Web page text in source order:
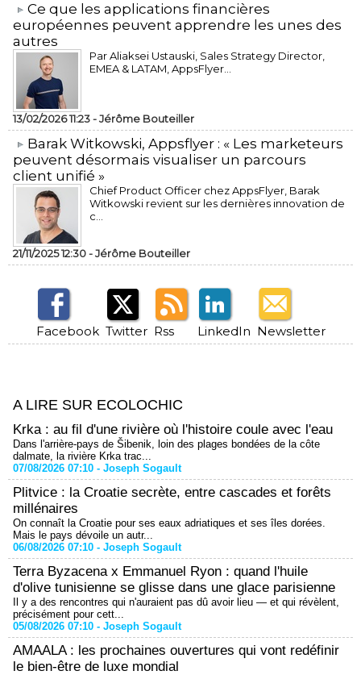
​Ce que les applications financières
européennes peuvent apprendre les unes des
autres
Par Aliaksei Ustauski, Sales Strategy Director,
EMEA & LATAM, AppsFlyer...
13/02/2026 11:23 -Jérôme Bouteiller
​Barak Witkowski, Appsflyer : « Les marketeurs
peuvent désormais visualiser un parcours
client unifié »
Chief Product Officer chez AppsFlyer, ​Barak
Witkowski revient sur les dernières innovation de
c...
21/11/2025 12:30 -Jérôme Bouteiller
Facebook Twitter Rss LinkedIn Newsletter
A LIRE SUR ECOLOCHIC
Krka : au fil d'une rivière où l'histoire coule avec l'eau
Dans l'arrière-pays de Šibenik, loin des plages bondées de la côte
dalmate, la rivière Krka trac...
07/08/2026 07:10 - Joseph Sogault
Plitvice : la Croatie secrète, entre cascades et forêts
millénaires
On connaît la Croatie pour ses eaux adriatiques et ses îles dorées.
Mais le pays dévoile un autr...
06/08/2026 07:10 - Joseph Sogault
Terra Byzacena x Emmanuel Ryon : quand l'huile
d'olive tunisienne se glisse dans une glace parisienne
Il y a des rencontres qui n'auraient pas dû avoir lieu — et qui révèlent,
précisément pour cett...
05/08/2026 07:10 - Joseph Sogault
AMAALA : les prochaines ouvertures qui vont redéfinir
le bien-être de luxe mondial